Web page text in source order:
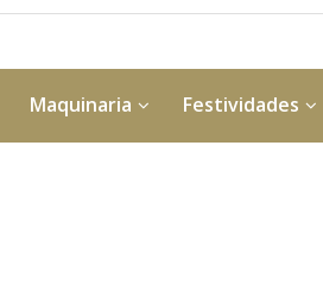
Maquinaria Festividades